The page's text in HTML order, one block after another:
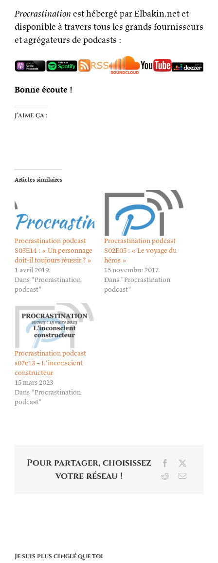
Procrastinationest hébergé par Elbakin.net et
disponible à travers tous les grands fournisseurs
et agrégateurs de podcasts :
Bonne écoute !
J’aime ça :
Articles similaires
Procrastination podcast
S03E14 : « Un personnage
doit-il toujours réussir ? »
1 avril 2019
Dans "Procrastination
podcast"
Procrastination podcast
S02E05 : « Le voyage du
héros »
15 novembre 2017
Dans "Procrastination
podcast"
Procrastination podcast
s07e13 – L’inconscient
constructeur
15 mars 2023
Dans "Procrastination
podcast"
Pour partager, choisissez
votre réseau !
Facebook
RedditEmail
Je suis plus cinglé que toi